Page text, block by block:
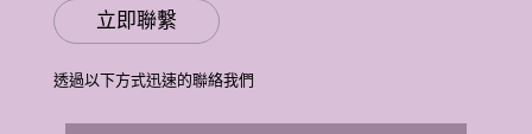
立即聯繫
透過以下方式迅速的聯絡我們